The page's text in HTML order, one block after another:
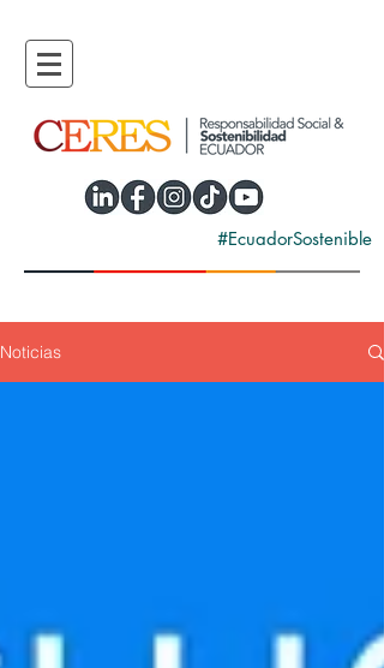
#EcuadorSostenible
Noticias